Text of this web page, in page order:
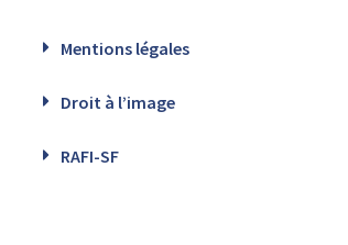
Mentions légales
Droit à l’image
RAFI-SF